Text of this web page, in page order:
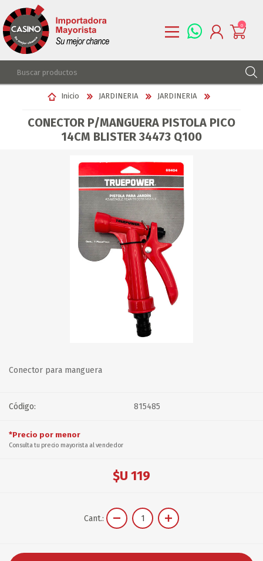
REGISTRARSE
LISTA DE DESEOS
0
Inicio JARDINERIA JARDINERIA
CONECTOR P/MANGUERA PISTOLA PICO
14CM BLISTER 34473 Q100
Conector para manguera
Código: 815485
*Precio por menor
Consulta tu precio mayorista al vendedor
$U 119
Cant.: